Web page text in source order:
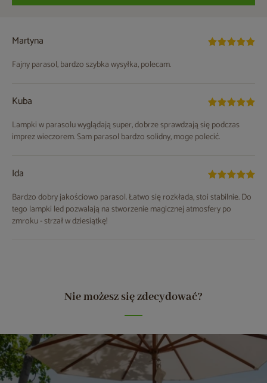
Martyna
Fajny parasol, bardzo szybka wysyłka, polecam.
Kuba
Lampki w parasolu wyglądają super, dobrze sprawdzają się podczas
imprez wieczorem. Sam parasol bardzo solidny, moge polecić.
Ida
Bardzo dobry jakościowo parasol. Łatwo się rozkłada, stoi stabilnie. Do
tego lampki led pozwalają na stworzenie magicznej atmosfery po
zmroku - strzał w dziesiątkę!
Nie możesz się zdecydować?